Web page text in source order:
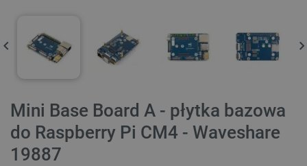
Mini Base Board A - płytka bazowa
do Raspberry Pi CM4 - Waveshare
19887